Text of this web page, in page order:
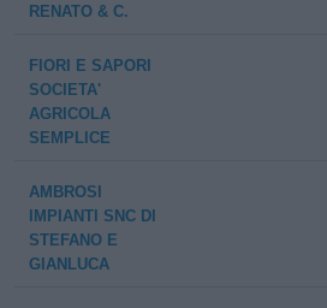
RENATO & C.
FIORI E SAPORI
SOCIETA'
AGRICOLA
SEMPLICE
AMBROSI
IMPIANTI SNC DI
STEFANO E
GIANLUCA